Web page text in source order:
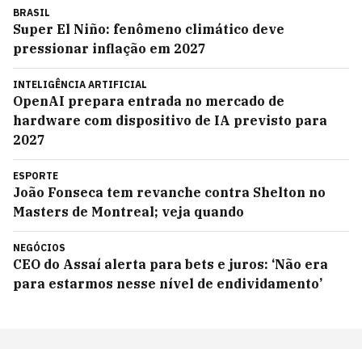
BRASIL
Super El Niño: fenômeno climático deve
pressionar inflação em 2027
INTELIGÊNCIA ARTIFICIAL
OpenAI prepara entrada no mercado de
hardware com dispositivo de IA previsto para
2027
ESPORTE
João Fonseca tem revanche contra Shelton no
Masters de Montreal; veja quando
NEGÓCIOS
CEO do Assaí alerta para bets e juros: ‘Não era
para estarmos nesse nível de endividamento’